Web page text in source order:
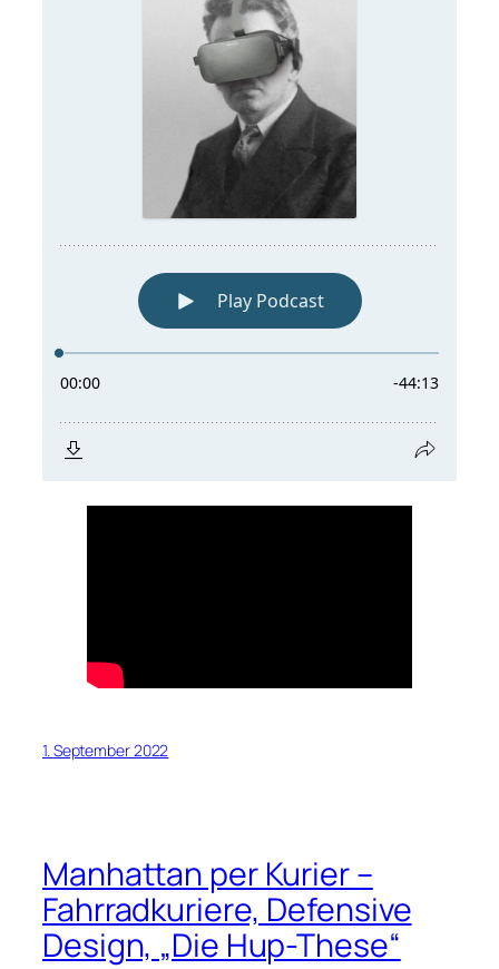
1. September 2022
Manhattan per Kurier –
Fahrradkuriere, Defensive
Design, „Die Hup-These“